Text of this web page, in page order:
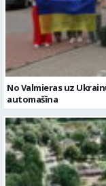
No Valmieras uz
automašīna